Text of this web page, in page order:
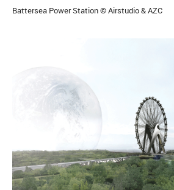
Battersea Power Station © Airstudio & AZC